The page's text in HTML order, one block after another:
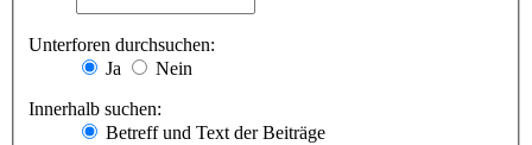
Unterforen durchsuchen:
Ja
Nein
Innerhalb suchen:
Betreff und Text der Beiträge